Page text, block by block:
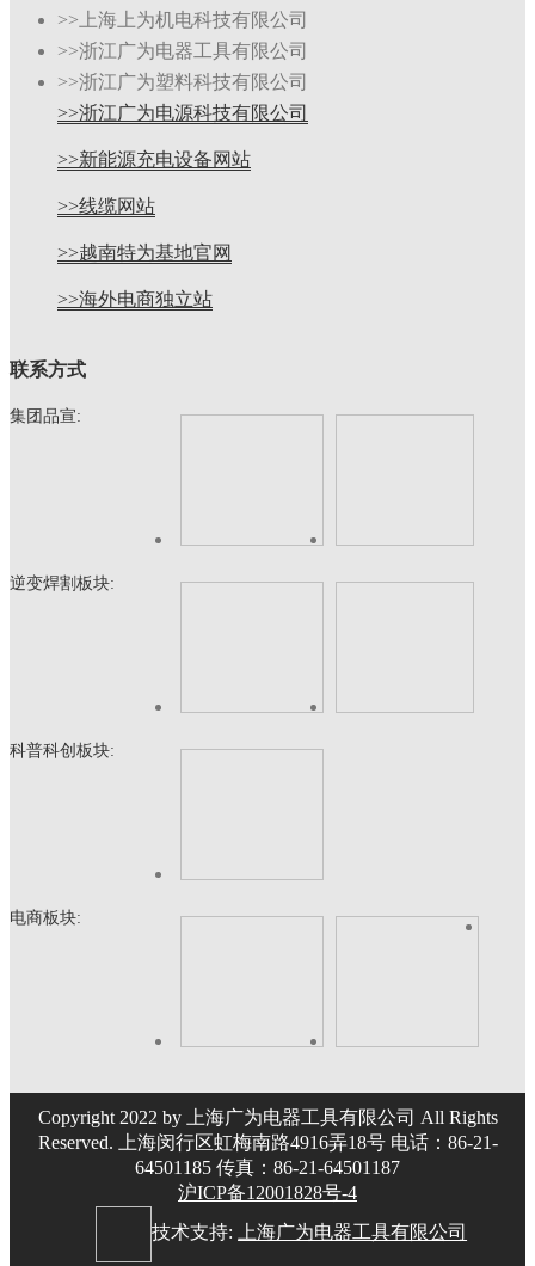
>>上海上为机电科技有限公司
>>浙江广为电器工具有限公司
>>浙江广为塑料科技有限公司
>>浙江广为电源科技有限公司
>>新能源充电设备网站
>>线缆网站
>>越南特为基地官网
>>海外电商独立站
联系方式
集团品宣:
逆变焊割板块:
科普科创板块:
电商板块:
Copyright 2022 by 上海广为电器工具有限公司 All Rights
Reserved. 上海闵行区虹梅南路4916弄18号 电话：86-21-
64501185 传真：86-21-64501187
沪ICP备12001828号-4
技术支持:
上海广为电器工具有限公司